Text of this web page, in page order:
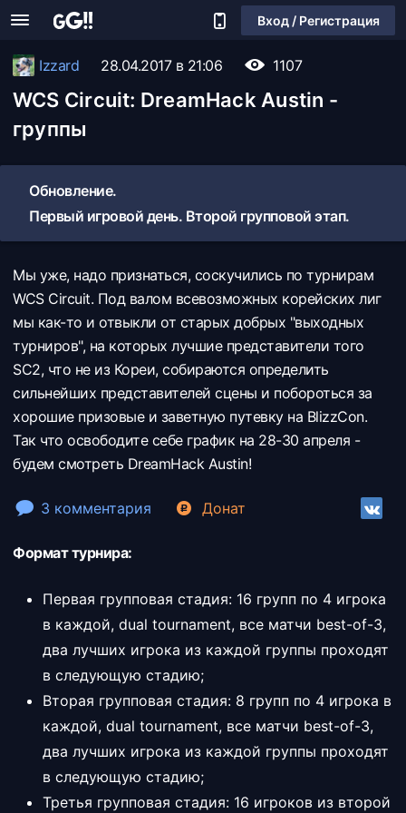
Вход / Регистрация
Izzard 28.04.2017 в 21:06 1107
WCS Circuit: DreamHack Austin -
группы
Обновление.
Первый игровой день. Второй групповой этап.
Мы уже, надо признаться, соскучились по турнирам
WCS Circuit. Под валом всевозможных корейских лиг
мы как-то и отвыкли от старых добрых "выходных
турниров", на которых лучшие представители того
SC2, что не из Кореи, собираются определить
сильнейших представителей сцены и побороться за
хорошие призовые и заветную путевку на BlizzCon.
Так что освободите себе график на 28-30 апреля -
будем смотреть DreamHack Austin!
3 комментария Донат
Формат турнира:
Первая групповая стадия: 16 групп по 4 игрока
в каждой, dual tournament, все матчи best-of-3,
два лучших игрока из каждой группы проходят
в следующую стадию;
Вторая групповая стадия: 8 групп по 4 игрока в
каждой, dual tournament, все матчи best-of-3,
два лучших игрока из каждой группы проходят
в следующую стадию;
Третья групповая стадия: 16 игроков из второй